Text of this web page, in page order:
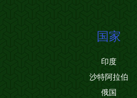
国家
印度
沙特阿拉伯
俄国